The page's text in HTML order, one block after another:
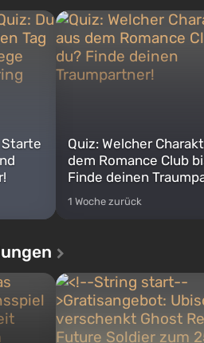
Starte
Quiz: Welcher
dem Romance Club
Finde deinen
1 Woche zurück